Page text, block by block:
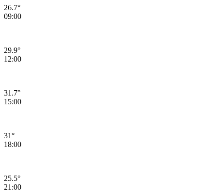
26.7°
09:00
29.9°
12:00
31.7°
15:00
31°
18:00
25.5°
21:00